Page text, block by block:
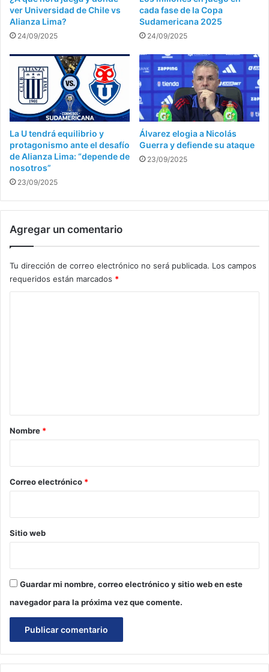
ver Universidad de Chile vs
Alianza Lima?
24/09/2025
cada fase de la Copa
Sudamericana 2025
24/09/2025
La U tendrá equilibrio y
protagonismo ante el desafío
de Alianza Lima: “depende de
nosotros”
23/09/2025
Álvarez elogia a Nicolás
Guerra y defiende su ataque
23/09/2025
Agregar un comentario
Tu dirección de correo electrónico no será publicada. Los campos
requeridos están marcados *
r
*
Nombre *
Correo electrónico *
Sitio web
Guardar mi nombre, correo electrónico y sitio web en este
navegador para la próxima vez que comente.